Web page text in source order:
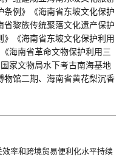
例》《海南省东坡文化保护
黎族传统聚落文化遗产保护
《海南省东坡文化保护利用
海南省革命文物保护利用三
家文物局水下考古南海基地
馆二期、海南省黄花梨沉香
率和跨境贸易便利化水平持续